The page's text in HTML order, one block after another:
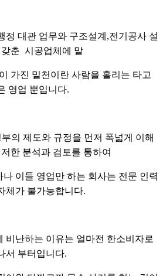
정 대관 업무와 구조설계,전기공사 설
춘 시공업체에 맡
가진 밑천이란 사람을 홀리는 타고
영업 뿐입니다.
의 제도와 규정을 먼저 폭넓게 이해
한 분석과 검토를 통하여
이들 영업만 하는 회사는 전문 인력
체가 불가능합니다.
비난하는 이유는 얼마전 한소비자로
서 부터입니다.